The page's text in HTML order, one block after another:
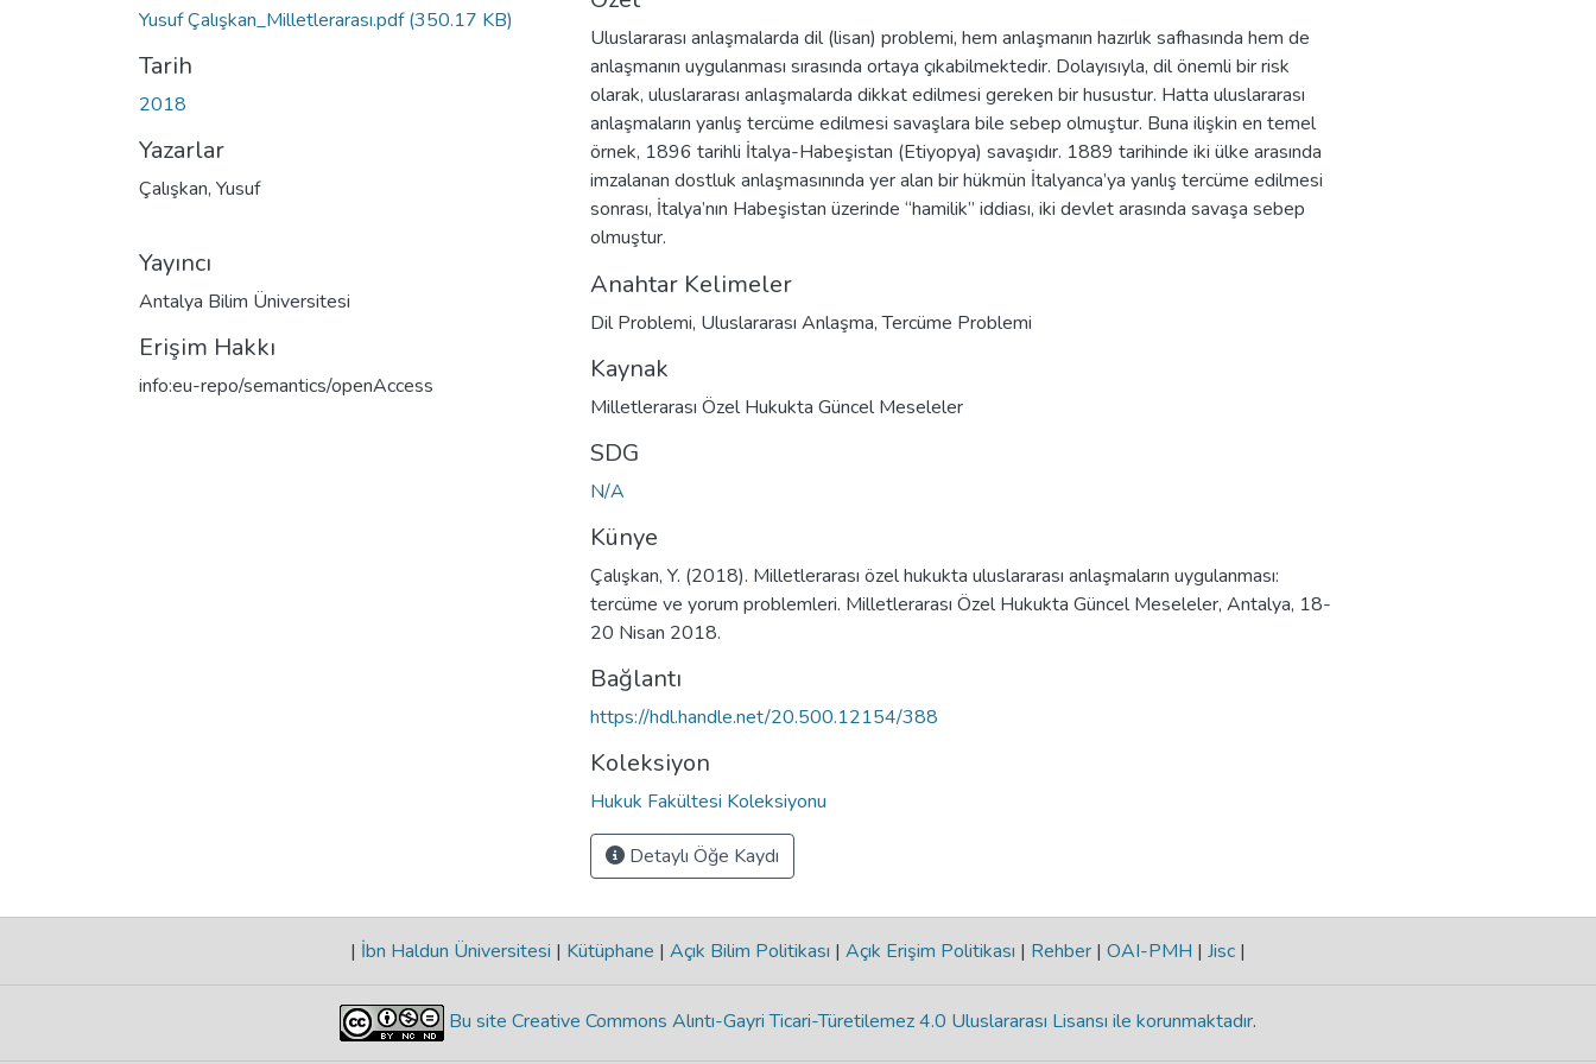
Yusuf Çalışkan_Milletlerarası.pdf(350.17 KB)
Tarih
2018
Yazarlar
Çalışkan, Yusuf
Yayıncı
Antalya Bilim Üniversitesi
Erişim Hakkı
info:eu-repo/semantics/openAccess
Uluslararası anlaşmalarda dil (lisan) problemi, hem anlaşmanın hazırlık safhasında hem de
anlaşmanın uygulanması sırasında ortaya çıkabilmektedir. Dolayısıyla, dil önemli bir risk
olarak, uluslararası anlaşmalarda dikkat edilmesi gereken bir husustur. Hatta uluslararası
anlaşmaların yanlış tercüme edilmesi savaşlara bile sebep olmuştur. Buna ilişkin en temel
örnek, 1896 tarihli İtalya-Habeşistan (Etiyopya) savaşıdır. 1889 tarihinde iki ülke arasında
imzalanan dostluk anlaşmasınında yer alan bir hükmün İtalyanca’ya yanlış tercüme edilmesi
sonrası, İtalya’nın Habeşistan üzerinde “hamilik” iddiası, iki devlet arasında savaşa sebep
olmuştur.
Anahtar Kelimeler
Dil Problemi, Uluslararası Anlaşma,Tercüme Problemi
Kaynak
Milletlerarası Özel Hukukta Güncel Meseleler
SDG
N/A
Künye
Çalışkan, Y. (2018). Milletlerarası özel hukukta uluslararası anlaşmaların uygulanması:
tercüme ve yorum problemleri. Milletlerarası Özel Hukukta Güncel Meseleler, Antalya, 18-
20 Nisan 2018.
Bağlantı
https://hdl.handle.net/20.500.12154/388
Koleksiyon
Hukuk Fakültesi Koleksiyonu
Detaylı Öğe Kaydı
| İbn Haldun Üniversitesi | Kütüphane | Açık Bilim Politikası | Açık Erişim Politikası | Rehber | OAI-PMH | Jisc |
Bu site Creative Commons Alıntı-Gayri Ticari-Türetilemez 4.0 Uluslararası Lisansı ile korunmaktadır.